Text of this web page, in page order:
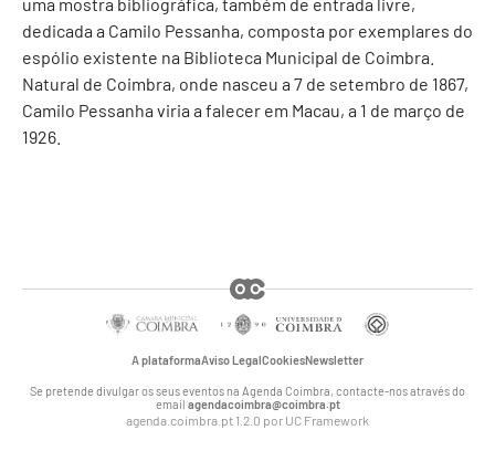
dedicada a Camilo Pessanha, composta por exemplares do
espólio existente na Biblioteca Municipal de Coimbra.
Natural de Coimbra, onde nasceu a 7 de setembro de 1867,
Camilo Pessanha viria a falecer em Macau, a 1 de março de
1926.
A plataformaAviso LegalCookiesNewsletter
Se pretende divulgar os seus eventos na Agenda Coimbra, contacte-nos através do
email agendacoimbra@coimbra.pt
agenda.coimbra.pt 1.2.0 por UC Framework